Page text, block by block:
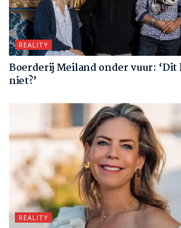
REALITY
Boerderij Meiland onder vuur:
niet?’
REALITY